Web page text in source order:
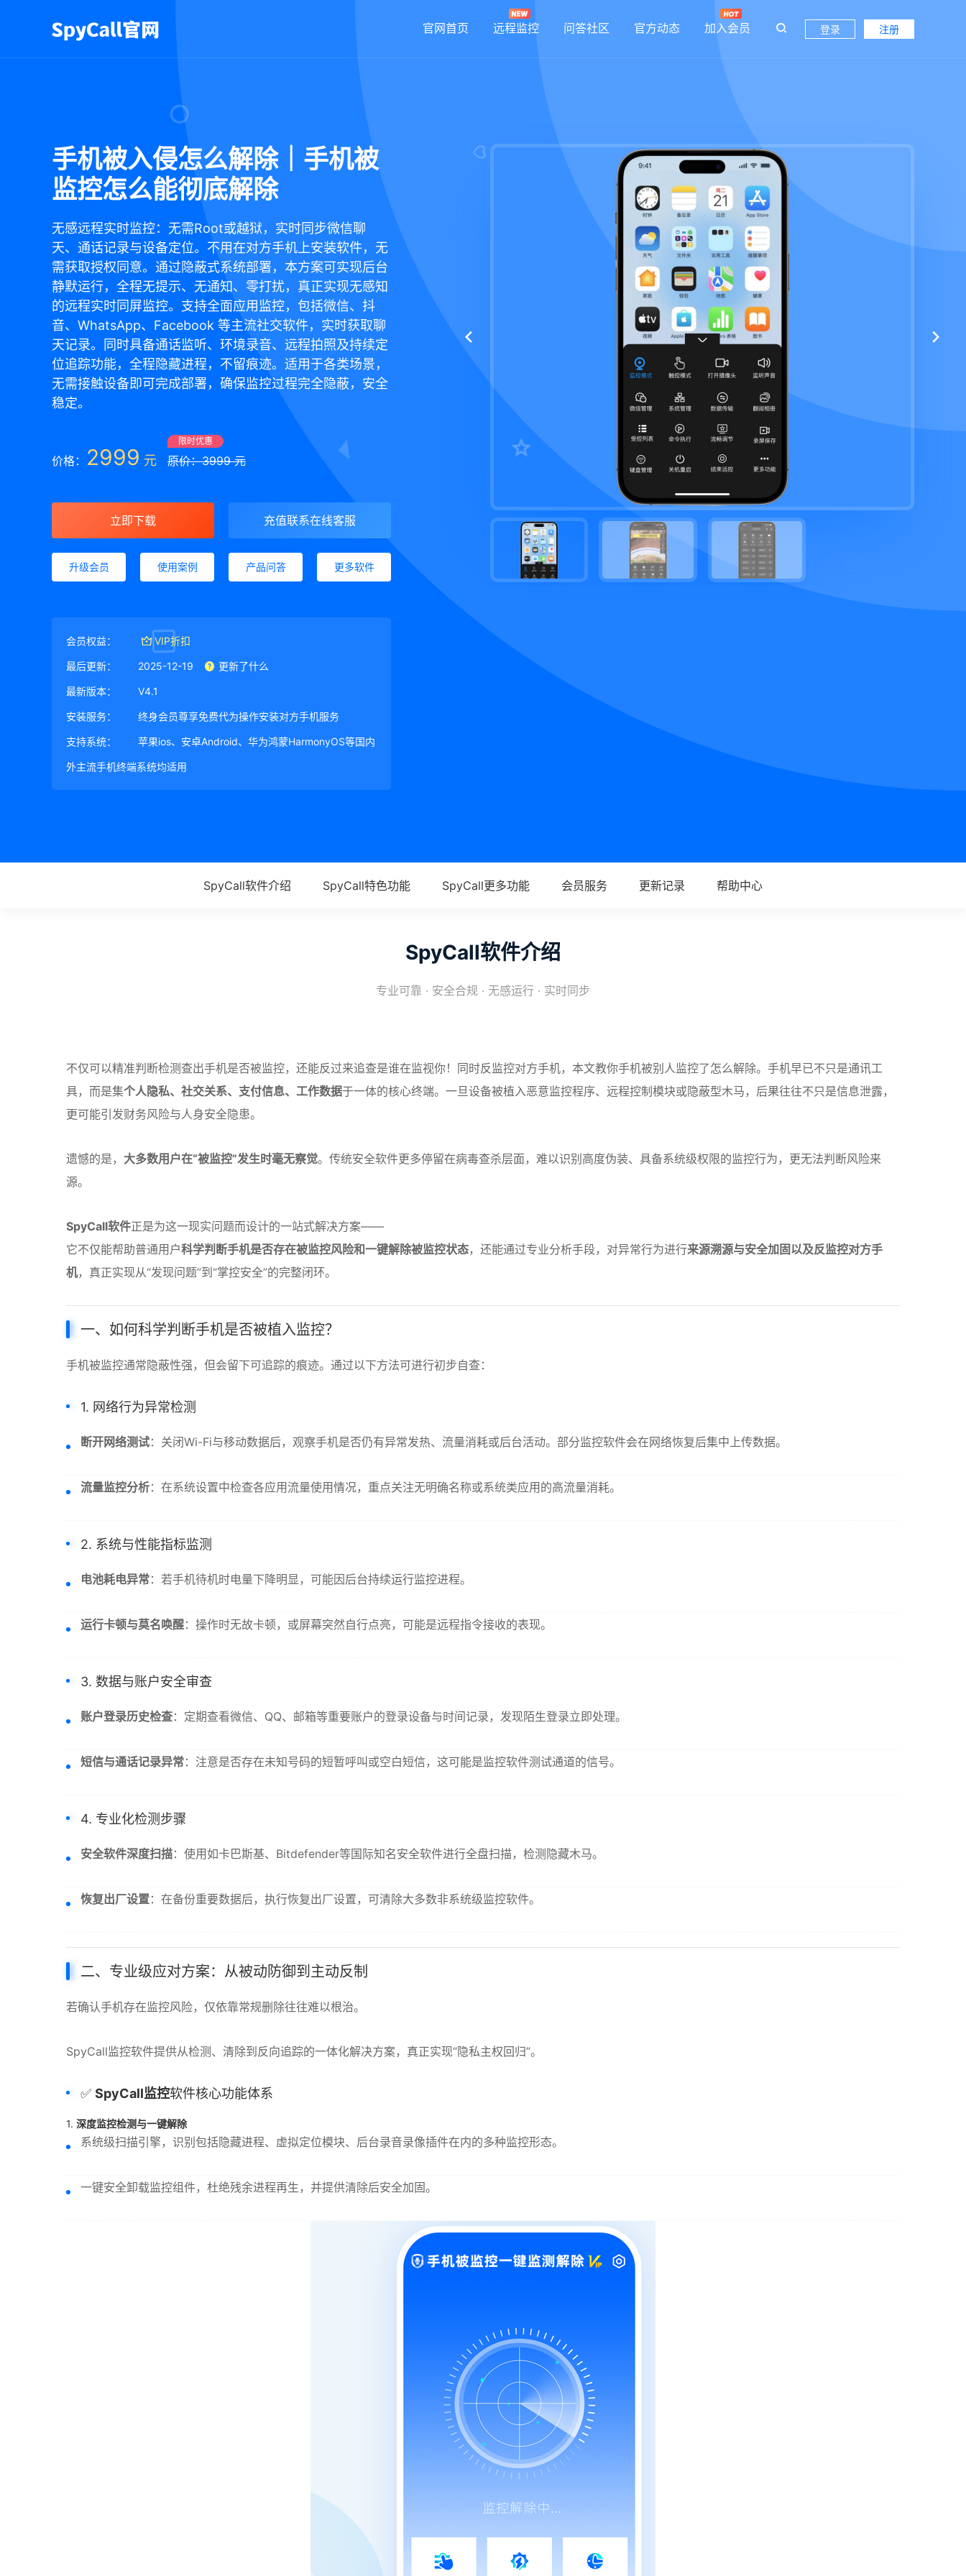
官网首页 远程监控 问答社区 官方动态 加入会员 登录 注册
手机被入侵怎么解除｜手机被
监控怎么能彻底解除
无感远程实时监控：无需Root或越狱，实时同步微信聊
天、通话记录与设备定位。不用在对方手机上安装软件，无
需获取授权同意。通过隐蔽式系统部署，本方案可实现后台
静默运行，全程无提示、无通知、零打扰，真正实现无感知
的远程实时同屏监控。支持全面应用监控，包括微信、抖
音、WhatsApp、Facebook 等主流社交软件，实时获取聊
天记录。同时具备通话监听、环境录音、远程拍照及持续定
位追踪功能，全程隐藏进程，不留痕迹。适用于各类场景，
无需接触设备即可完成部署，确保监控过程完全隐蔽，安全
稳定。
价格： 2999 元
限时优惠
原价：3999 元
立即下载 充值联系在线客服
升级会员 使用案例 产品问答 更多软件
会员权益： VIP折扣
最后更新： 2025-12-19 更新了什么
最新版本： V4.1
安装服务： 终身会员尊享免费代为操作安装对方手机服务
支持系统： 苹果ios、安卓Android、华为鸿蒙HarmonyOS等国内
外主流手机终端系统均适用
SpyCall软件介绍 SpyCall特色功能 SpyCall更多功能 会员服务 更新记录 帮助中心
SpyCall软件介绍
专业可靠 · 安全合规 · 无感运行 · 实时同步
不仅可以精准判断检测查出手机是否被监控，还能反过来追查是谁在监视你！同时反监控对方手机，本文教你手机被别人监控了怎么解除。手机早已不只是通讯工
具，而是集个人隐私、社交关系、支付信息、工作数据于一体的核心终端。一旦设备被植入恶意监控程序、远程控制模块或隐蔽型木马，后果往往不只是信息泄露，
更可能引发财务风险与人身安全隐患。
遗憾的是， 大多数用户在“被监控”发生时毫无察觉。传统安全软件更多停留在病毒查杀层面，难以识别高度伪装、具备系统级权限的监控行为，更无法判断风险来
源。
SpyCall软件正是为这一现实问题而设计的一站式解决方案——
它不仅能帮助普通用户科学判断手机是否存在被监控风险和一键解除被监控状态，还能通过专业分析手段，对异常行为进行来源溯源与安全加固以及反监控对方手
机，真正实现从“发现问题”到“掌控安全”的完整闭环。
一、如何科学判断手机是否被植入监控？
手机被监控通常隐蔽性强，但会留下可追踪的痕迹。通过以下方法可进行初步自查：
1. 网络行为异常检测
断开网络测试：关闭Wi-Fi与移动数据后，观察手机是否仍有异常发热、流量消耗或后台活动。部分监控软件会在网络恢复后集中上传数据。
流量监控分析：在系统设置中检查各应用流量使用情况，重点关注无明确名称或系统类应用的高流量消耗。
2. 系统与性能指标监测
电池耗电异常：若手机待机时电量下降明显，可能因后台持续运行监控进程。
运行卡顿与莫名唤醒：操作时无故卡顿，或屏幕突然自行点亮，可能是远程指令接收的表现。
3. 数据与账户安全审查
账户登录历史检查：定期查看微信、QQ、邮箱等重要账户的登录设备与时间记录，发现陌生登录立即处理。
短信与通话记录异常：注意是否存在未知号码的短暂呼叫或空白短信，这可能是监控软件测试通道的信号。
4. 专业化检测步骤
安全软件深度扫描：使用如卡巴斯基、Bitdefender等国际知名安全软件进行全盘扫描，检测隐藏木马。
恢复出厂设置：在备份重要数据后，执行恢复出厂设置，可清除大多数非系统级监控软件。
二、专业级应对方案：从被动防御到主动反制
若确认手机存在监控风险，仅依靠常规删除往往难以根治。
SpyCall监控软件提供从检测、清除到反向追踪的一体化解决方案，真正实现“隐私主权回归”。
✅ SpyCall监控软件核心功能体系
1. 深度监控检测与一键解除
系统级扫描引擎，识别包括隐藏进程、虚拟定位模块、后台录音录像插件在内的多种监控形态。
一键安全卸载监控组件，杜绝残余进程再生，并提供清除后安全加固。